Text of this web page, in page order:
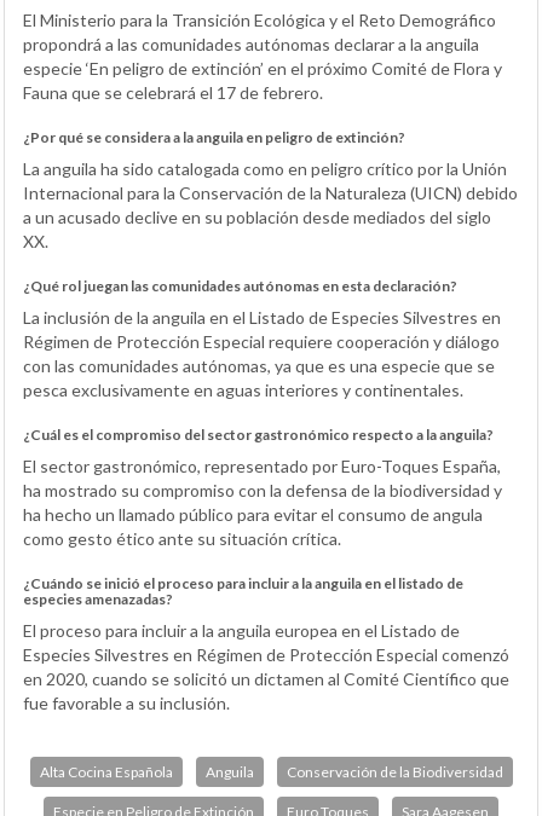
El Ministerio para la Transición Ecológica y el Reto Demográfico
propondrá a las comunidades autónomas declarar a la anguila
especie ‘En peligro de extinción’ en el próximo Comité de Flora y
Fauna que se celebrará el 17 de febrero.
¿Por qué se considera a la anguila en peligro de extinción?
La anguila ha sido catalogada como en peligro crítico por la Unión
Internacional para la Conservación de la Naturaleza (UICN) debido
a un acusado declive en su población desde mediados del siglo
XX.
¿Qué rol juegan las comunidades autónomas en esta declaración?
La inclusión de la anguila en el Listado de Especies Silvestres en
Régimen de Protección Especial requiere cooperación y diálogo
con las comunidades autónomas, ya que es una especie que se
pesca exclusivamente en aguas interiores y continentales.
¿Cuál es el compromiso del sector gastronómico respecto a la anguila?
El sector gastronómico, representado por Euro-Toques España,
ha mostrado su compromiso con la defensa de la biodiversidad y
ha hecho un llamado público para evitar el consumo de angula
como gesto ético ante su situación crítica.
¿Cuándo se inició el proceso para incluir a la anguila en el listado de
especies amenazadas?
El proceso para incluir a la anguila europea en el Listado de
Especies Silvestres en Régimen de Protección Especial comenzó
en 2020, cuando se solicitó un dictamen al Comité Científico que
fue favorable a su inclusión.
Alta Cocina Española Anguila Conservación de la Biodiversidad
Especie en Peligro de Extinción Euro Toques Sara Aagesen